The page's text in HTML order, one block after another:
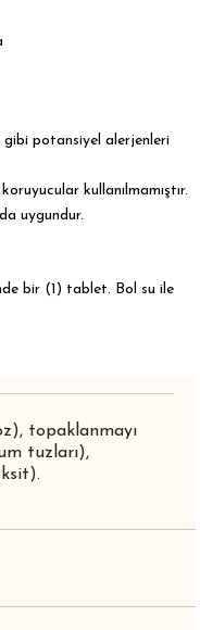
potansiyel alerjenleri
kullanılmamıştır.
uygundur.
bir (1) tablet. Bol su ile
topaklanmayı
tuzları),